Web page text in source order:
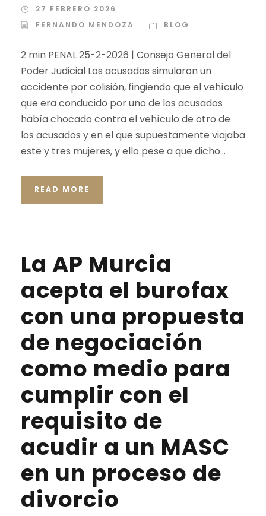
27 FEBRERO 2026
FERNANDO MENDOZA
BLOG
2 min PENAL 25-2-2026 | Consejo General del
Poder Judicial Los acusados simularon un
accidente por colisión, fingiendo que el vehículo
que era conducido por uno de los acusados
había chocado contra el vehículo de otro de
los acusados y en el que supuestamente viajaba
este y tres mujeres, y ello pese a que dicho...
READ MORE
La AP Murcia
acepta el burofax
con una propuesta
de negociación
como medio para
cumplir con el
requisito de
acudir a un MASC
en un proceso de
divorcio